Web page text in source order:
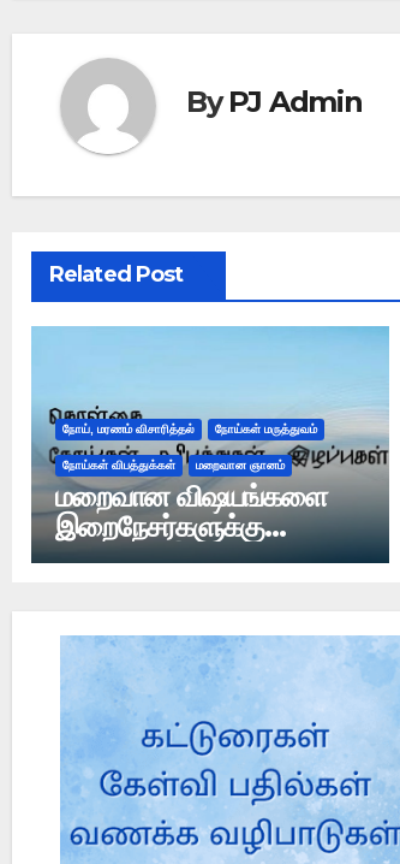
ByPJ Admin
Related Post
நோய், மரணம் விசாரித்தல் நோய்கள் மருத்துவம்
நோய்கள் விபத்துக்கள் மறைவான ஞானம்
மறைவான விஷயங்களை
இறைநேசர்களுக்கு
அல்லாஹ் இல்ஹாம் மூலம்